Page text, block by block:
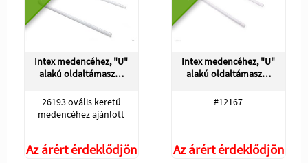
Intex medencéhez, "U"
alakú oldaltámasz…
26193 ovális keretű
medencéhez ajánlott
Az árért érdeklődjön
Intex medencéhez, "U"
alakú oldaltámasz…
#12167
Az árért érdeklődjön